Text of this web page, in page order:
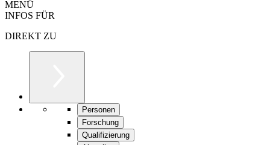
MENÜ
INFOS FÜR
DIREKT ZU
Personen
Forschung
Qualifizierung